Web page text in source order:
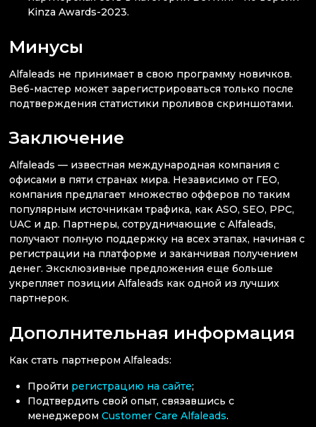
Kinza Awards-2023.
Минусы
Alfaleads не принимает в свою программу новичков.
Веб-мастер может зарегистрироваться только после
подтверждения статистики проливов скриншотами.
Заключение
Alfaleads — известная международная компания с
офисами в пяти странах мира. Независимо от ГЕО,
компания предлагает множество офферов по таким
популярным источникам трафика, как ASO, SEO, PPC,
UAC и др. Партнеры, сотрудничающие с Alfaleads,
получают полную поддержку на всех этапах, начиная с
регистрации на платформе и заканчивая получением
денег. Эксклюзивные предложения еще больше
укрепляет позиции Alfaleads как одной из лучших
партнерок.
Дополнительная информация
Как стать партнером Alfaleads:
Пройти регистрацию на сайте;
Подтвердить свой опыт, связавшись с
менеджеромCustomer Care Alfaleads.